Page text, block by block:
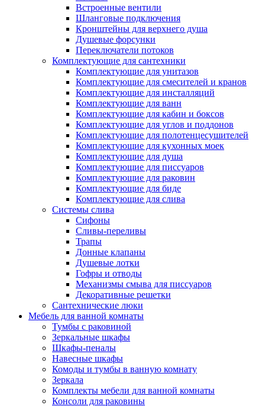
Встроенные вентили
Шланговые подключения
Кронштейны для верхнего душа
Душевые форсунки
Переключатели потоков
Комплектующие для сантехники
Комплектующие для унитазов
Комплектующие для смесителей и кранов
Комплектующие для инсталляций
Комплектующие для ванн
Комплектующие для кабин и боксов
Комплектующие для углов и поддонов
Комплектующие для полотенцесушителей
Комплектующие для кухонных моек
Комплектующие для душа
Комплектующие для писсуаров
Комплектующие для раковин
Комплектующие для биде
Комплектующие для слива
Системы слива
Сифоны
Сливы-переливы
Трапы
Донные клапаны
Душевые лотки
Гофры и отводы
Механизмы смыва для писсуаров
Декоративные решетки
Сантехнические люки
Мебель для ванной комнаты
Тумбы с раковиной
Зеркальные шкафы
Шкафы-пеналы
Навесные шкафы
Комоды и тумбы в ванную комнату
Зеркала
Комплекты мебели для ванной комнаты
Консоли для раковины